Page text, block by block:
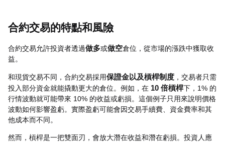
合約交易的特點和風險
合約交易允許投資者透過做多或做空倉位，從市場的漲跌中獲取收
益。
和現貨交易不同，合約交易採用保證金以及槓桿制度 ，交易者只需
投入部分資金就能撬動更大的倉位。例如，在 10 倍槓桿下，1% 的
行情波動就可能帶來 10% 的收益或虧損。這個例子只用來說明價格
波動如何影響盈虧。實際盈虧可能會因交易手續費、資金費率和其
他成本而不同。
然而，槓桿是一把雙面刃，會放大潛在收益和潛在虧損。投資人應